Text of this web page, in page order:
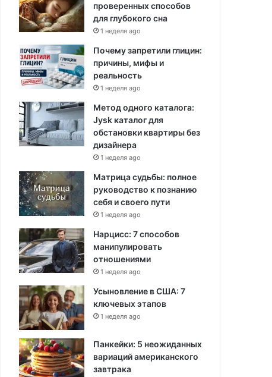
проверенных способов
для глубокого сна
1 неделя ago
Почему запретили глицин:
причины, мифы и
реальность
1 неделя ago
Метод одного каталога:
Jysk каталог для
обстановки квартиры без
дизайнера
1 неделя ago
Матрица судьбы: полное
руководство к познанию
себя и своего пути
1 неделя ago
Нарцисс: 7 способов
манипулировать
отношениями
1 неделя ago
Усыновление в США: 7
ключевых этапов
1 неделя ago
Панкейки: 5 неожиданных
вариаций американского
завтрака